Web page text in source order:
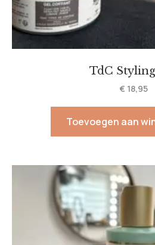
TdC
€ 18,95
Toevoegen aan